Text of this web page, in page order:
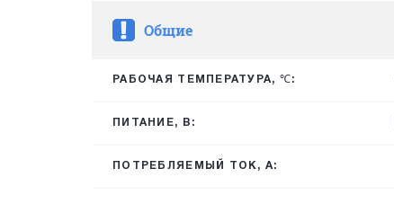
Общие
РАБОЧАЯ ТЕМПЕРАТУРА, ℃:
ПИТАНИЕ, В:
ПОТРЕБЛЯЕМЫЙ ТОК, А: